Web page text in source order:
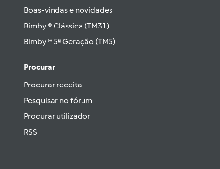
Boas-vindas e novidades
Bimby ® Clássica (TM31)
Bimby ® 5ª Geração (TM5)
Procurar
Procurar receita
Pesquisar no fórum
Procurar utilizador
RSS